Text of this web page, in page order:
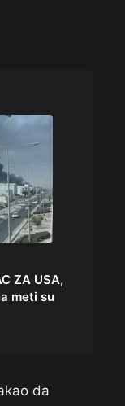
ZA USA,
meti su
da